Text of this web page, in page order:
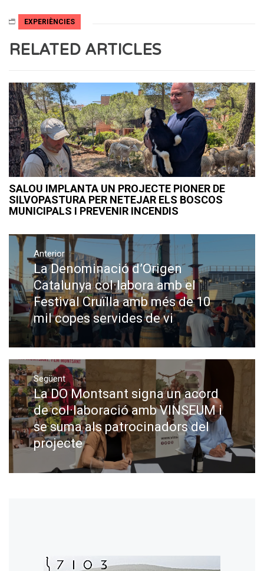
EXPERIÈNCIES
RELATED ARTICLES
SALOU IMPLANTA UN PROJECTE PIONER DE
SILVOPASTURA PER NETEJAR ELS BOSCOS
MUNICIPALS I PREVENIR INCENDIS
Navegació
d'entrades
Anterior
Previous
post:
La Denominació d’Origen
Catalunya col·labora amb el
Festival Cruïlla amb més de 10
mil copes servides de vi
Següent
Next
post:
La DO Montsant signa un acord
de col·laboració amb VINSEUM i
se suma als patrocinadors del
projecte